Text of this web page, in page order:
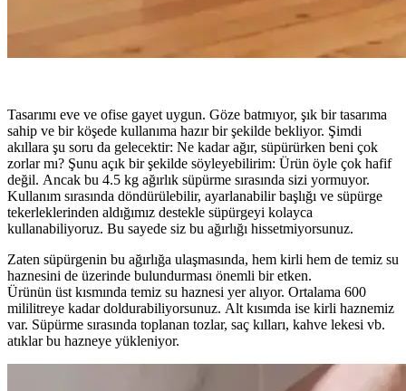
Tasarımı eve ve ofise gayet uygun. Göze batmıyor, şık bir tasarıma
sahip ve bir köşede kullanıma hazır bir şekilde bekliyor. Şimdi
akıllara şu soru da gelecektir: Ne kadar ağır, süpürürken beni çok
zorlar mı? Şunu açık bir şekilde söyleyebilirim: Ürün öyle çok hafif
değil. Ancak bu 4.5 kg ağırlık süpürme sırasında sizi yormuyor.
Kullanım sırasında döndürülebilir, ayarlanabilir başlığı ve süpürge
tekerleklerinden aldığımız destekle süpürgeyi kolayca
kullanabiliyoruz. Bu sayede siz bu ağırlığı hissetmiyorsunuz.
Zaten süpürgenin bu ağırlığa ulaşmasında, hem kirli hem de temiz su
haznesini de üzerinde bulundurması önemli bir etken.
Ürünün üst kısmında temiz su haznesi yer alıyor. Ortalama 600
mililitreye kadar doldurabiliyorsunuz. Alt kısımda ise kirli haznemiz
var. Süpürme sırasında toplanan tozlar, saç kılları, kahve lekesi vb.
atıklar bu hazneye yükleniyor.